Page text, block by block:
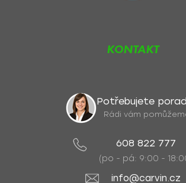
KONTAKT
Potřebujete
Rádi vám
608 822 777
(po - pá: 9:00 -
info@carvin.cz